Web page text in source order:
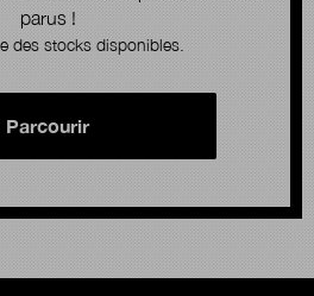
parus !
des stocks disponibles.
Parcourir